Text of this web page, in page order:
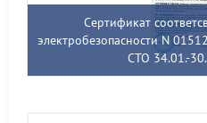
Сертификат
электробезопасности N
СТО 34.01.-